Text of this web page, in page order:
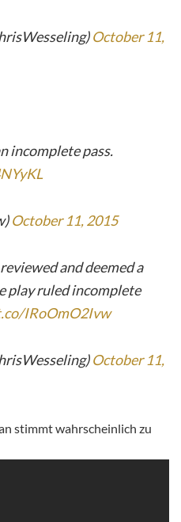
October 11,
incomplete pass.
October 11, 2015
and deemed a
play ruled incomplete
IRoOmO2Ivw
October 11,
stimmt wahrscheinlich zu